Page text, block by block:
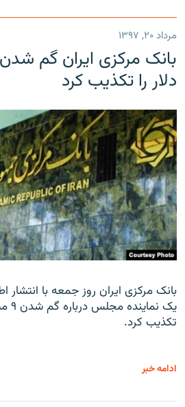
مرداد ۲۰, ۱۳۹۷
دلار را تکذیب کرد
بانک مرکزی ایران روز جمعه با انتشار
یک
تکذیب کرد.
ادامه خبر